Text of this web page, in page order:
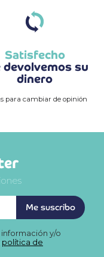
Satisfecho
devolvemos su
dinero
para cambiar de opinión
Me suscribo
y/o
política de